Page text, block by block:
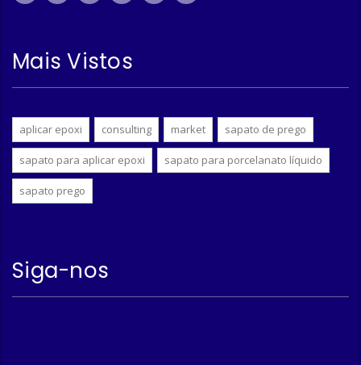
Mais Vistos
aplicar epoxi consulting market sapato de prego
sapato para aplicar epoxi sapato para porcelanato líquido
sapato prego
Siga-nos